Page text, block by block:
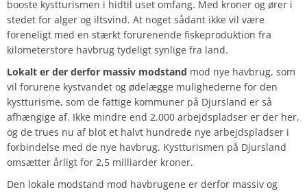
booste kystturismen i hidtil uset omfang. Med kroner og ører i
stedet for alger og iltsvind. At noget sådant ikke vil være
foreneligt med en stærkt forurenende fiskeproduktion fra
kilometerstore havbrug tydeligt synlige fra land.
Lokalt er der derfor massiv modstand mod nye havbrug, som
vil forurene kystvandet og ødelægge mulighederne for den
kystturisme, som de fattige kommuner på Djursland er så
afhængige af. Ikke mindre end 2.000 arbejdspladser er der her,
og de trues nu af blot et halvt hundrede nye arbejdspladser i
forbindelse med de nye havbrug. Kystturismen på Djursland
omsætter årligt for 2,5 milliarder kroner.
Den lokale modstand mod havbrugene er derfor massiv og